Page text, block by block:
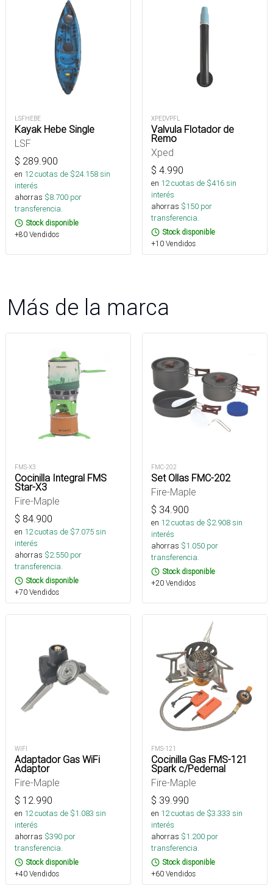
LSFHEBE
Kayak Hebe Single
LSF
$ 289.900
en 12cuotas de $24.158sin
interés
ahorras $8.700 por
transferencia.
Stock disponible
+80 Vendidos
XPEDVPFL
Valvula Flotador de
Remo
Xped
$ 4.990
en 12cuotas de $416sin
interés
ahorras $150 por
transferencia.
Stock disponible
+10 Vendidos
Más de la marca
FMS-X3
Cocinilla Integral FMS
Star-X3
Fire-Maple
$ 84.900
en 12cuotas de $7.075sin
interés
ahorras $2.550 por
transferencia.
Stock disponible
+70 Vendidos
FMC-202
Set Ollas FMC-202
Fire-Maple
$ 34.900
en 12cuotas de $2.908sin
interés
ahorras $1.050 por
transferencia.
Stock disponible
+20 Vendidos
WIFI
Adaptador Gas WiFi
Adaptor
Fire-Maple
$ 12.990
en 12cuotas de $1.083 sin
interés
ahorras $390 por
transferencia.
Stock disponible
+40 Vendidos
FMS-121
Cocinilla Gas FMS-121
Spark c/Pedernal
Fire-Maple
$ 39.990
en 12cuotas de $3.333 sin
interés
ahorras $1.200 por
transferencia.
Stock disponible
+60 Vendidos